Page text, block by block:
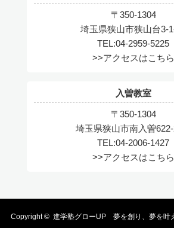
〒350-1304
埼玉県狭山市狭山台3-
TEL:04-2959-5225
>>アクセスはこちら
入曽教室
〒350-1304
埼玉県狭山市南入曽
TEL:04-2006-1427
>>アクセスはこちら
Copyright © 進学塾グローUP 夢を創り、夢を叶